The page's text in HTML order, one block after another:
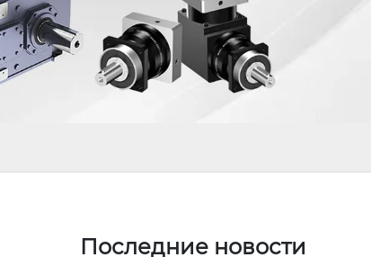
Последние новости